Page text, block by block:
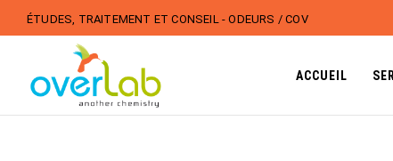
ÉTUDES, TRAITEMENT ET CONSEIL - ODEURS / COV
ACCUEIL